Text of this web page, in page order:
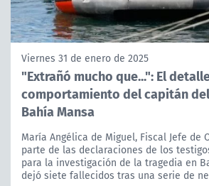
Viernes 31 de enero de 2025
"Extrañó mucho que...": El
comportamiento del capitán
Bahía Mansa
María Angélica de Miguel, Fiscal Jefe de
parte de las declaraciones de los
para la investigación de la tragedia en
dejó siete fallecidos tras una serie de